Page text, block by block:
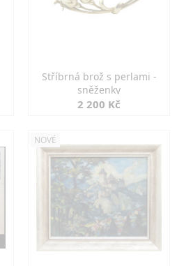
Stříbrná brož s perlami -
sněženky
2 200 Kč
NOVÉ